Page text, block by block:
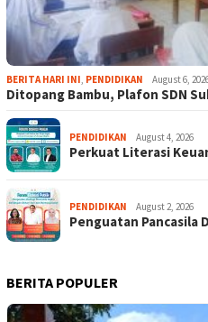
BERITA HARI INI, PENDIDIKAN August 6,
Ditopang Bambu, Plafon SDN
PENDIDIKAN August 4, 2026
Perkuat Literasi
PENDIDIKAN August 2, 2026
Penguatan Pancasila
BERITA POPULER